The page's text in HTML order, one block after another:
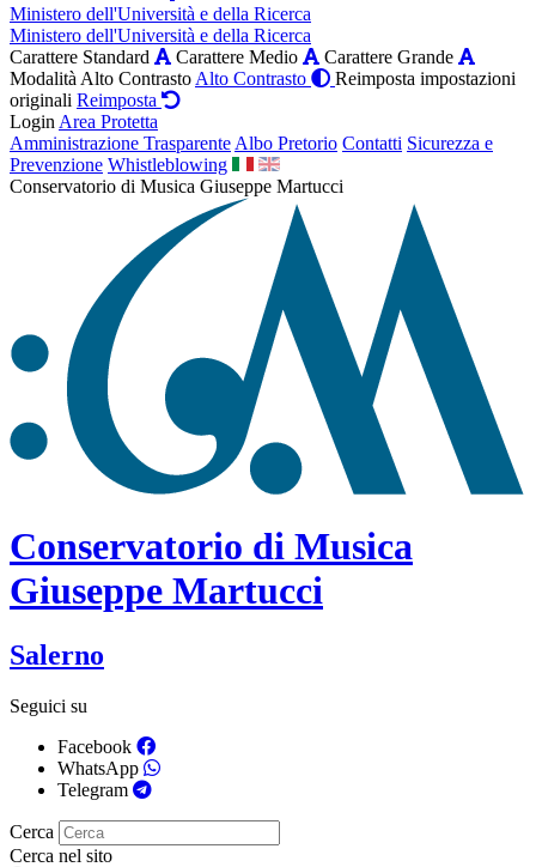
Ministero dell'Università e della Ricerca
Ministero dell'Università e della Ricerca
Carattere Standard
Carattere Medio
Carattere Grande
Modalità Alto Contrasto Alto Contrasto
Reimposta impostazioni
originali Reimposta
Login Area Protetta
Amministrazione Trasparente Albo Pretorio Contatti Sicurezza e
Prevenzione Whistleblowing
Conservatorio di Musica Giuseppe Martucci
Conservatorio di Musica
Giuseppe Martucci
Salerno
Seguici su
Facebook
WhatsApp
Telegram
Cerca
Cerca nel sito